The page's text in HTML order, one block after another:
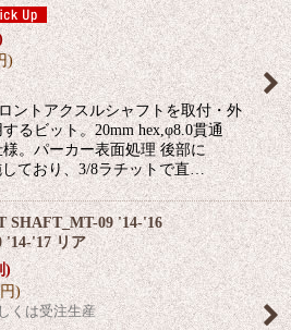
)
ントアクスルシャフトを取付・外
るビット。20mm hex,φ8.0貫通
様。パーカー表面処理 後部に
しており、3/8ラチットで直…
SHAFT_MT-09 '14-'16
'14-'17 リア
)
円)
くは受注生産